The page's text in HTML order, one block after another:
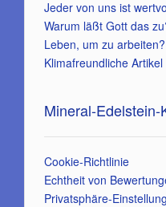
Jeder von uns ist
Warum läßt Gott das
Leben, um zu
Klimafreundliche Artikel
Mineral-Edelstein-
Cookie-Richtlinie
Echtheit von
Privatsphäre-